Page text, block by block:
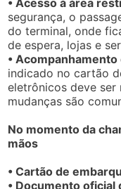
segurança, o
do terminal, onde
de espera, lojas e
•
indicado no cartão
eletrônicos deve
mudanças são
No momento da
mãos
• Cartão de
• Documento